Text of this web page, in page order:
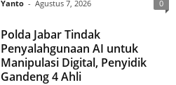
Yanto - Agustus 7, 2026 0
Polda Jabar Tindak
Penyalahgunaan AI untuk
Manipulasi Digital, Penyidik
Gandeng 4 Ahli